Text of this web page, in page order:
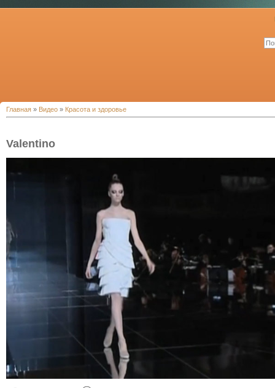
Главная » Видео » Красота и здоровье
Valentino